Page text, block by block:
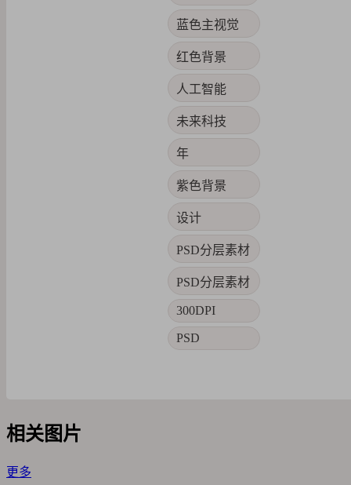
蓝色主视觉
红色背景
人工智能
未来科技
年
紫色背景
设计
PSD分层素材
PSD分层素材
300DPI
PSD
相关图片
更多